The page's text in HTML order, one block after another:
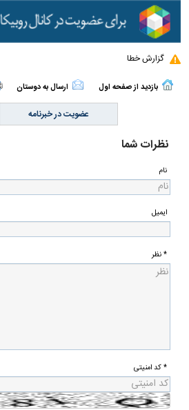
گزارش خطا
بازدید از صفحه اول ارسال به دوستان
عضویت در خبرنامه
نظرات شما
نام
ایمیل
* نظر
* کد امنیتی